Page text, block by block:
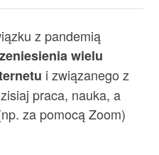
z pandemią
wielu
i związanego z
praca, nauka, a
za pomocą Zoom)